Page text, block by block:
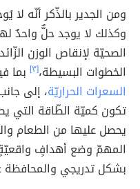
ومن الجدير بالذّكر أنّه لا
وكذلك لا يوجد حلٌّ واحدٌ
الصحيّة لإنقاص الوزن
الخطوات البسيطة،[٣]
بما
السعرات الحراريّة، إلى
تكون كميّة الطّاقة التي
يحصل عليها من الطعام
المهمّ وضع أهدافٍ واقعيّةٍ
بشكل تدريجي والمحافظة